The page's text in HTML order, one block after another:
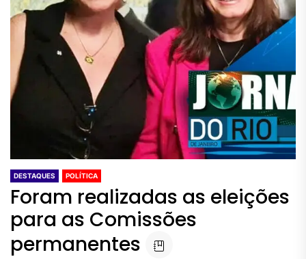
DESTAQUES POLÍTICA
Foram realizadas as eleições
para as Comissões
permanentes